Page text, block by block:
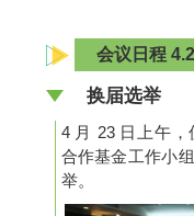
会议日程
换届选举
4 月 23 日上午，
合作基金工作小
举。